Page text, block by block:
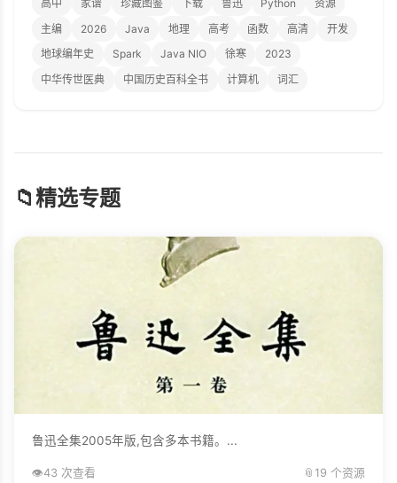
高中
家谱 珍藏图鉴 下载 鲁迅 Python
资源
主编
2026 Java 地理 高考 函数 高清
开发
地球编年史
Spark Java NIO 徐寒
2023
中华传世医典
中国历史百科全书 计算机 词汇
📁精选专题
鲁迅全集2005年版,包含多本书籍。...
👁️43 次查看 📎 19 个资源